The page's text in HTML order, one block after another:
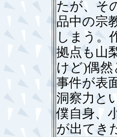
たが、そ
品中の宗
しまう。
拠点も山
けど)偶
事件が表
洞察力と
僕自身、
が出てき